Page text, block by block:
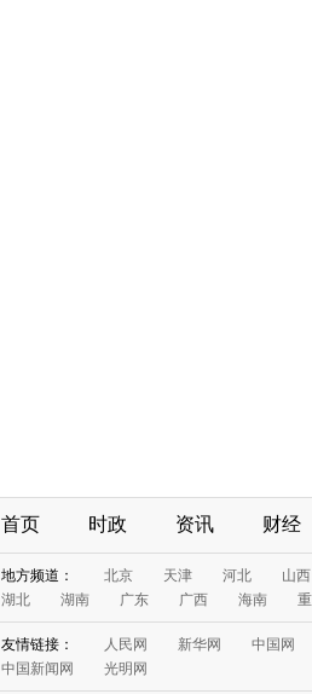
首页 时政 资讯 财经
地方频道： 北京 天津 河北
山西
湖北
湖南 广东 广西 海南
友情链接： 人民网 新华网
中国网
中国新闻网
光明网